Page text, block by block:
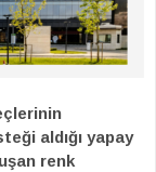
aldığı yapay
renk